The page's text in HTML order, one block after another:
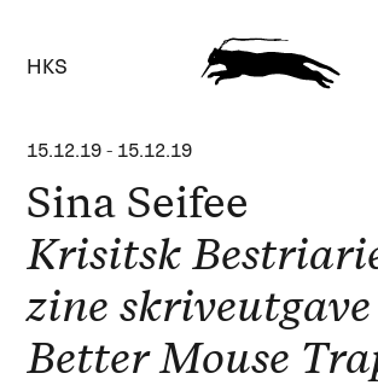
HKS
15.12.19 - 15.12.19
Sina Seifee
Krisitsk
zine
Better Mouse